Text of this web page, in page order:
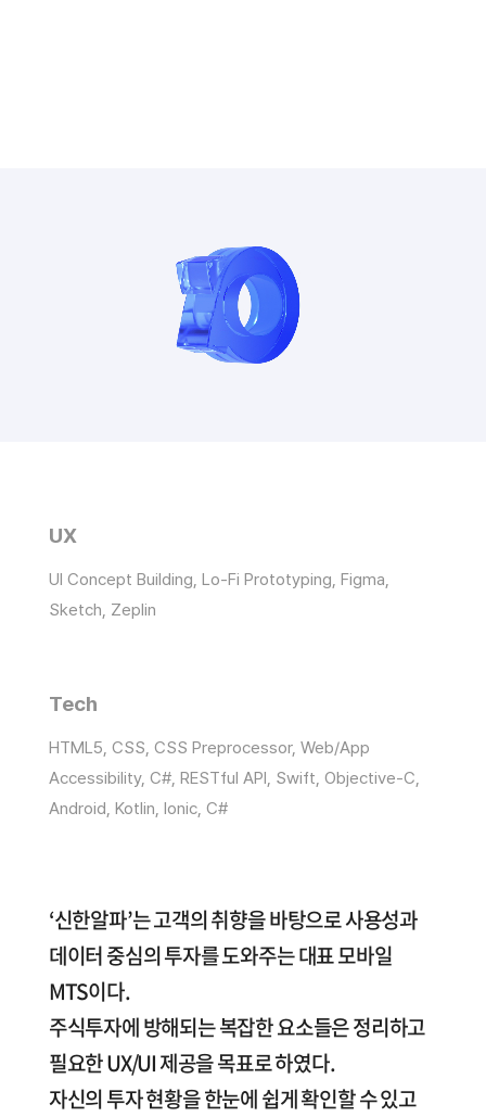
UX
UI Concept Building, Lo-Fi Prototyping, Figma,
Sketch, Zeplin
Tech
HTML5, CSS, CSS Preprocessor, Web/App
Accessibility, C#, RESTful API, Swift, Objective-C,
Android, Kotlin, Ionic, C#
‘신한알파’는 고객의 취향을 바탕으로 사용성과
데이터 중심의 투자를 도와주는 대표 모바일
MTS이다.
주식투자에 방해되는 복잡한 요소들은 정리하고
필요한 UX/UI 제공을 목표로 하였다.
자신의 투자 현황을 한눈에 쉽게 확인할 수 있고